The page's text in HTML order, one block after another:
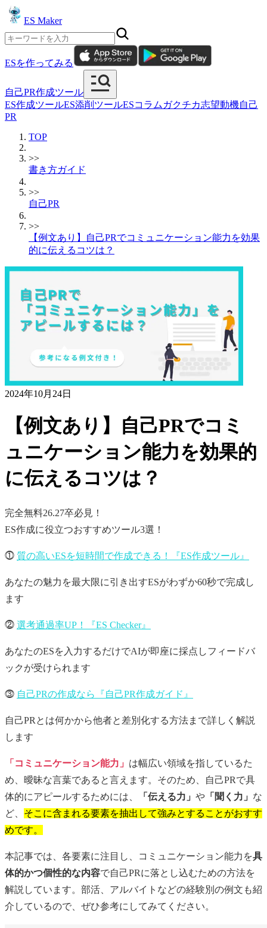
ES Maker
ESを作ってみる
自己PR作成ツール
ES作成ツールES添削ツールESコラム ガクチカ志望動機自己
PR
TOP
>>
書き方ガイド
>>
自己PR
>>
【例文あり】自己PRでコミュニケーション能力を効果
的に伝えるコツは？
2024年10月24日
【例文あり】自己PRでコミ
ュニケーション能力を効果的
に伝えるコツは？
完全無料26.27卒必見！
ES作成に役立つおすすめツール3選！
⓵ 質の高いESを短時間で作成できる！『ES作成ツール』
あなたの魅力を最大限に引き出すESがわずか60秒で完成し
ます
⓶ 選考通過率UP！『ES Checker』
あなたのESを入力するだけでAIが即座に採点しフィードバ
ックが受けられます
⓷ 自己PRの作成なら『自己PR作成ガイド』
自己PRとは何かから他者と差別化する方法まで詳しく解説
します
「コミュニケーション能力」 は幅広い領域を指しているた
め、曖昧な言葉であると言えます。そのため、自己PRで具
体的にアピールするためには、
「伝える力」 や 「聞く力」 な
ど、 そこに含まれる要素を抽出して強みとすることがおすす
めです。
本記事では、各要素に注目し、コミュニケーション能力を具
体的かつ個性的な内容で自己PRに落とし込むための方法を
解説しています。部活、アルバイトなどの経験別の例文も紹
介しているので、ぜひ参考にしてみてください。